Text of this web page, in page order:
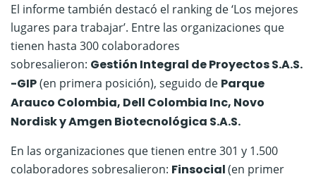
El informe también destacó el ranking de ‘Los mejores
lugares para trabajar’. Entre las organizaciones que
tienen hasta 300 colaboradores
sobresalieron: Gestión Integral de Proyectos S.A.S.
-GIP(en primera posición), seguido de Parque
Arauco Colombia, Dell Colombia Inc, Novo
Nordisk y Amgen Biotecnológica S.A.S.
En las organizaciones que tienen entre 301 y 1.500
colaboradores sobresalieron: Finsocial(en primer